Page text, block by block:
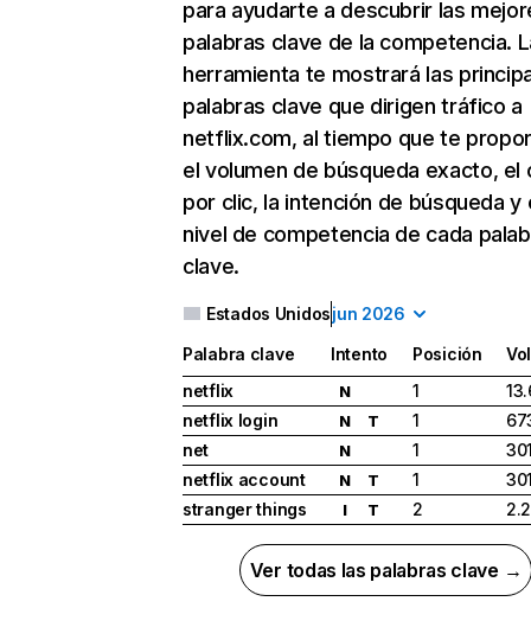
para ayudarte a descubrir las
palabras clave de la competencia.
herramienta te mostrará las
palabras clave que dirigen tráfico a
netflix.com, al tiempo que te
el volumen de búsqueda exacto, el
por clic, la intención de búsqueda y
nivel de competencia de cada
clave.
Estados Unidosjun 2026
Palabra clave Intento Posición
netflix
N 1
netflix login
N T 1
net
N 1
netflix account
N T 1
stranger things
I T 2
Ver todas las palabras clave →